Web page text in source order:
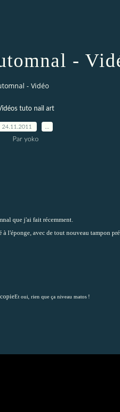
-
- Vidéo
tuto nail art
24.11.2011
Par yoko
que j'ai fait récemment.
l'éponge, avec de tout nouveau tampon
Et oui, rien que ça niveau matos !